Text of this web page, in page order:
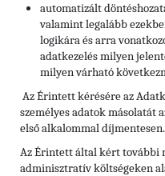
automatizált
valamint legalább
logikára és arra
adatkezelés milyen
milyen várható
Az Érintett kérésére az
személyes adatok másolatát
első alkalommal díjmentesen.
Az Érintett által kért további
adminisztratív költségeken